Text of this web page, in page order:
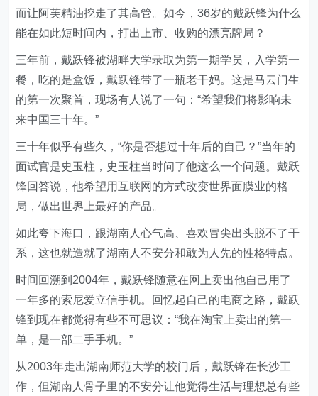
而让阿芙精油挖走了其高管。如今，36岁的戴跃锋为什么
能在如此短时间内，打出上市、收购的漂亮牌局？
三年前，戴跃锋被湖畔大学录取为第一期学员，入学第一
餐，吃的是盒饭，戴跃锋带了一瓶老干妈。这是马云门生
的第一次聚首，现场有人说了一句：“希望我们将影响未
来中国三十年。”
三十年似乎有些久，“你是否想过十年后的自己？”当年的
面试官是史玉柱，史玉柱当时问了他这么一个问题。戴跃
锋回答说，他希望用互联网的方式改变世界面膜业的格
局，做出世界上最好的产品。
如此夸下海口，跟湖南人心气高、喜欢冒尖出头脱不了干
系，这也就造就了湖南人不安分和敢为人先的性格特点。
时间回溯到2004年，戴跃锋随意在网上卖出他自己用了
一年多的索尼爱立信手机。回忆起自己的电商之路，戴跃
锋到现在都觉得有些不可思议：“我在淘宝上卖出的第一
单，是一部二手手机。”
从2003年走出湖南师范大学的校门后，戴跃锋在长沙工
作，但湖南人骨子里的不安分让他觉得生活与理想总有些